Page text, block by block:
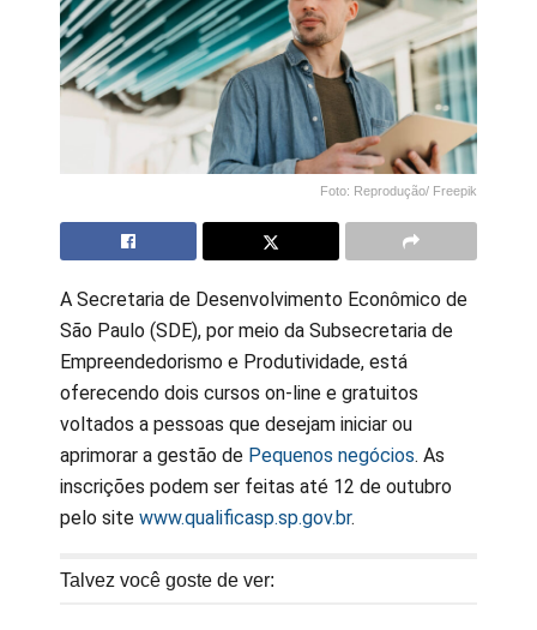
Foto: Reprodução/ Freepik
A Secretaria de Desenvolvimento Econômico de
São Paulo (SDE), por meio da Subsecretaria de
Empreendedorismo e Produtividade, está
oferecendo dois cursos on-line e gratuitos
voltados a pessoas que desejam iniciar ou
aprimorar a gestão de Pequenos negócios. As
inscrições podem ser feitas até 12 de outubro
pelo site www.qualificasp.sp.gov.br.
Talvez você goste de ver: